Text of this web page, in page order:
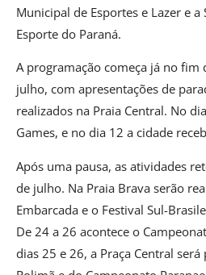
Municipal de Esportes e Lazer e a
Esporte do Paraná.
A programação começa já no fim
julho, com apresentações de
realizados na Praia Central. No
Games, e no dia 12 a cidade
Após uma pausa, as atividades
de julho. Na Praia Brava serão
Embarcada e o Festival Sul-
De 24 a 26 acontece o
dias 25 e 26, a Praça Central